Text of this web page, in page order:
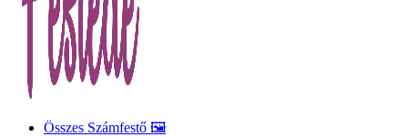
Összes Számfestő 🖼️